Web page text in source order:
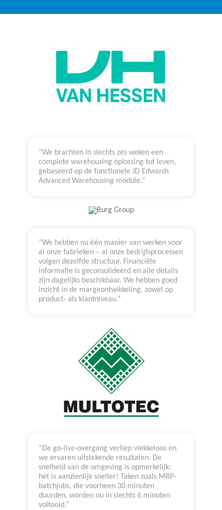
“We brachten in slechts zes weken een
complete warehousing oplossing tot leven,
gebaseerd op de functionele JD Edwards
Advanced Warehousing module.”
“We hebben nu één manier van werken voor
al onze fabrieken – al onze bedrijfsprocessen
volgen dezelfde structuur. Financiële
informatie is geconsolideerd en alle details
zijn dagelijks beschikbaar. We hebben goed
inzicht in de margeontwikkeling, zowel op
product- als klantniveau.”
“De go-live-overgang verliep vlekkeloos en
we ervaren uitstekende resultaten. De
snelheid van de omgeving is opmerkelijk:
het is aanzienlijk sneller! Taken zoals MRP-
batchjobs, die voorheen 30 minuten
duurden, worden nu in slechts 6 minuten
voltooid.”